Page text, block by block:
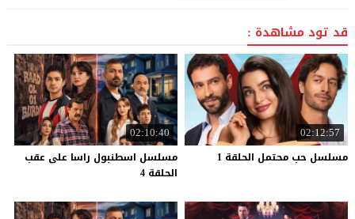
قد تود مشاهدة :
02:12:57
مسلسل حب محتمل الحلقة 1
02:10:40
مسلسل اسطنبول راسا على عقب
الحلقة 4